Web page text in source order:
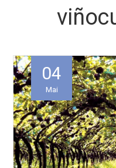
04
Mai